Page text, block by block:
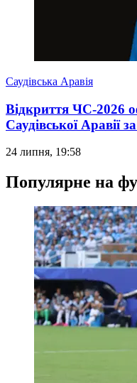
Саудівська Аравія
Відкриття ЧС-2026
Саудівської Аравії
24 липня, 19:58
Популярне на